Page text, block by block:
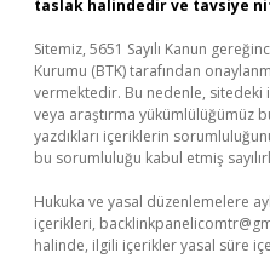
taslak halindedir ve tavsiye
Sitemiz, 5651 Sayılı Kanun
Kurumu (BTK) tarafından
vermektedir. Bu nedenle,
veya araştırma yükümlülüğümüz
yazdıkları içeriklerin
bu sorumluluğu kabul etmiş
Hukuka ve yasal düzenlemelere
içerikleri,
halinde, ilgili içerikler yasal süre